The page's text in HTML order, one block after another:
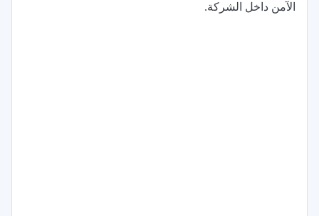
الآمن داخل الشركة.